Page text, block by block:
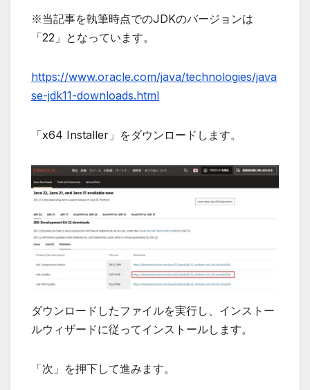
※当記事を執筆時点でのJDKのバージョンは
「22」となっています。
https://www.oracle.com/java/technologies/java
se-jdk11-downloads.html
「x64 Installer」をダウンロードします。
ダウンロードしたファイルを実行し、インストー
ルウィザードに従ってインストールします。
「次」を押下して進みます。